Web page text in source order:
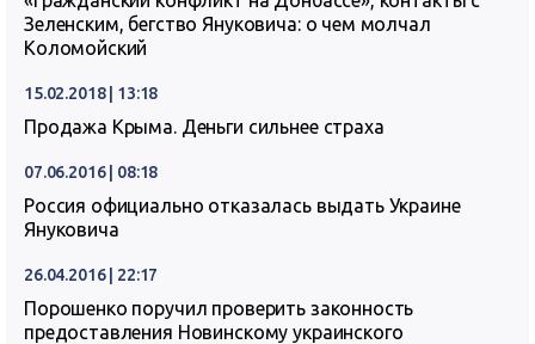
Зеленским, бегство Януковича: о чем молчал
Коломойский
15.02.2018 | 13:18
Продажа Крыма. Деньги сильнее страха
07.06.2016 | 08:18
Россия официально отказалась выдать Украине
Януковича
26.04.2016 | 22:17
Порошенко поручил проверить законность
предоставления Новинскому украинского